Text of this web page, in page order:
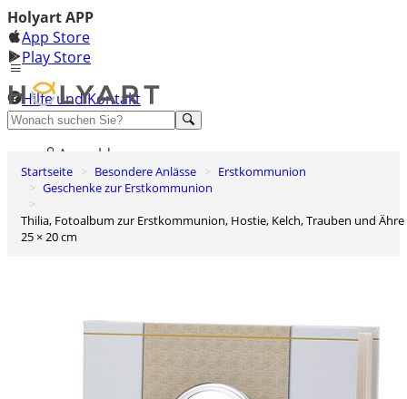
Holyart APP
App Store
Play Store
Hilfe und Kontakt
Entdecken Sie Premium
Anmelden
Wunschliste
Warenkorb
Startseite Besondere Anlässe
Erstkommunion
Geschenke zur Erstkommunion
Thilia, Fotoalbum zur Erstkommunion, Hostie, Kelch, Trauben und Ähre –
25 × 20 cm